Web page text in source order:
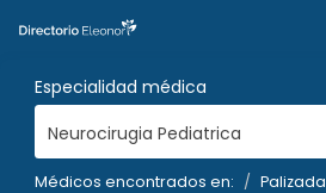
Especialidad médica
Neurocirugia Pediatrica
Médicos encontrados en: Palizada